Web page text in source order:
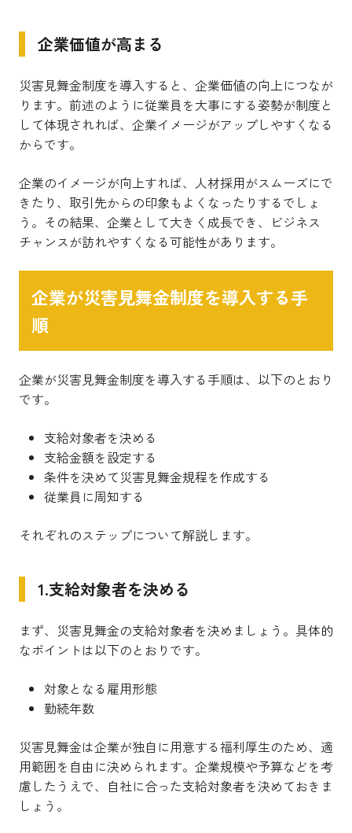
企業価値が高まる
災害見舞金制度を導入すると、企業価値の向上につなが
ります。前述のように従業員を大事にする姿勢が制度と
して体現されれば、企業イメージがアップしやすくなる
からです。
企業のイメージが向上すれば、人材採用がスムーズにで
きたり、取引先からの印象もよくなったりするでしょ
う。その結果、企業として大きく成長でき、ビジネス
チャンスが訪れやすくなる可能性があります。
企業が災害見舞金制度を導入する手
順
企業が災害見舞金制度を導入する手順は、以下のとおり
です。
支給対象者を決める
支給金額を設定する
条件を決めて災害見舞金規程を作成する
従業員に周知する
それぞれのステップについて解説します。
1.支給対象者を決める
まず、災害見舞金の支給対象者を決めましょう。具体的
なポイントは以下のとおりです。
対象となる雇用形態
勤続年数
災害見舞金は企業が独自に用意する福利厚生のため、適
用範囲を自由に決められます。企業規模や予算などを考
慮したうえで、自社に合った支給対象者を決めておきま
しょう。